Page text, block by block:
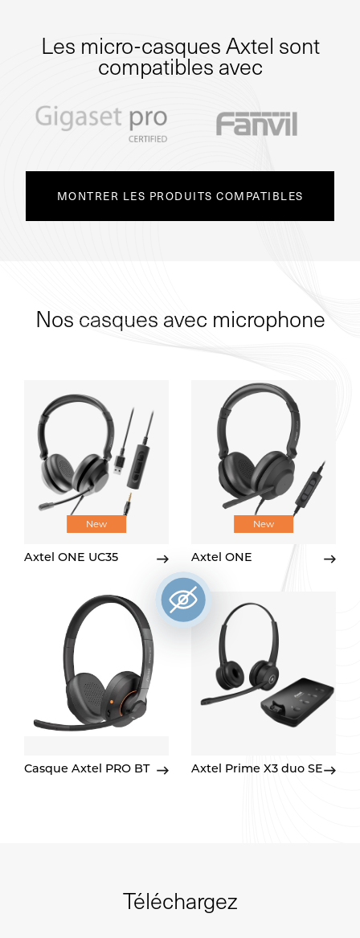
Les micro-casques Axtel sont
compatibles avec
MONTRER LES PRODUITS COMPATIBLES
Nos casques avec microphone
New
Axtel ONE UC35
New
Axtel ONE
Casque Axtel PRO BT Axtel Prime X3 duo SE
Téléchargez